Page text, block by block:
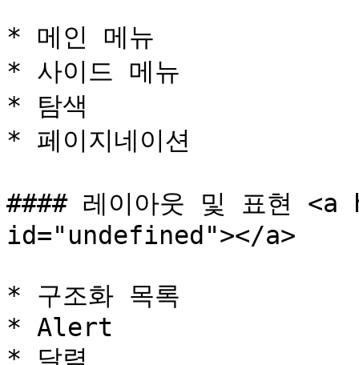
* 메인 메뉴
* 사이드 메뉴
* 탐색
* 페이지네이션
#### 레이아웃 및 표현
id="undefined"></a>
* 구조화 목록
* Alert
* 달력